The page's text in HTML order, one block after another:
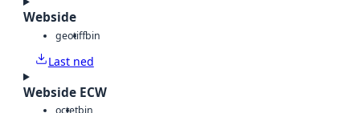
Webside
geotiffbin
Last ned
Webside ECW